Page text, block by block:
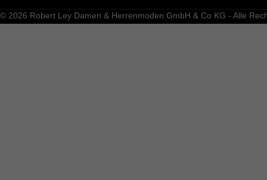
© 2026 Robert Ley Damen & Herrenmoden GmbH & Co KG - Alle